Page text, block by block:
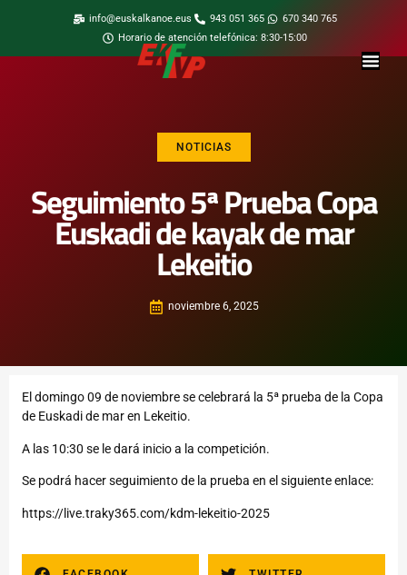
info@euskalkanoe.eus 943 051 365
670 340 765
Horario de atención telefónica: 8:30-15:00
NOTICIAS
Seguimiento 5ª Prueba Copa
Euskadi de kayak de mar
Lekeitio
noviembre 6, 2025
El domingo 09 de noviembre se celebrará la 5ª prueba de la Copa
de Euskadi de mar en Lekeitio.
A las 10:30 se le dará inicio a la competición.
Se podrá hacer seguimiento de la prueba en el siguiente enlace:
https://live.traky365.com/kdm-lekeitio-2025